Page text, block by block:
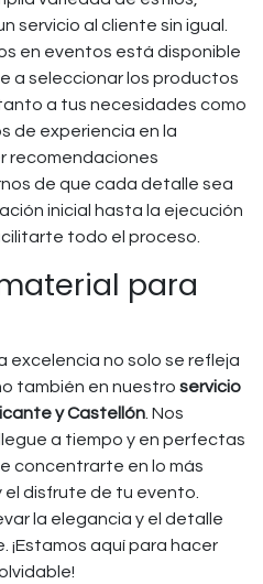
servicio al cliente sin igual.
en eventos está disponible
a seleccionar los productos
a tus necesidades como
de experiencia en la
recomendaciones
de que cada detalle sea
inicial hasta la ejecución
todo el proceso.
para
excelencia no solo se refleja
también en nuestro servicio
y Castellón . Nos
a tiempo y en perfectas
concentrarte en lo más
disfrute de tu evento.
la elegancia y el detalle
¡Estamos aquí para hacer